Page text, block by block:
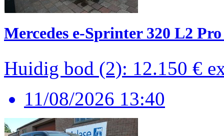
Mercedes e-Sprinter 320 L2
Huidig bod (2): 12.150 €
11/08/2026 13:40